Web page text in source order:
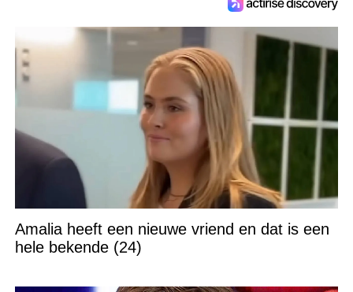
Amalia heeft een nieuwe vriend en dat is een
hele bekende (24)